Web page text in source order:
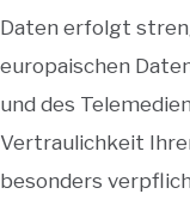
Daten erfolgt
europaischen
und des
Vertraulichkeit
besonders